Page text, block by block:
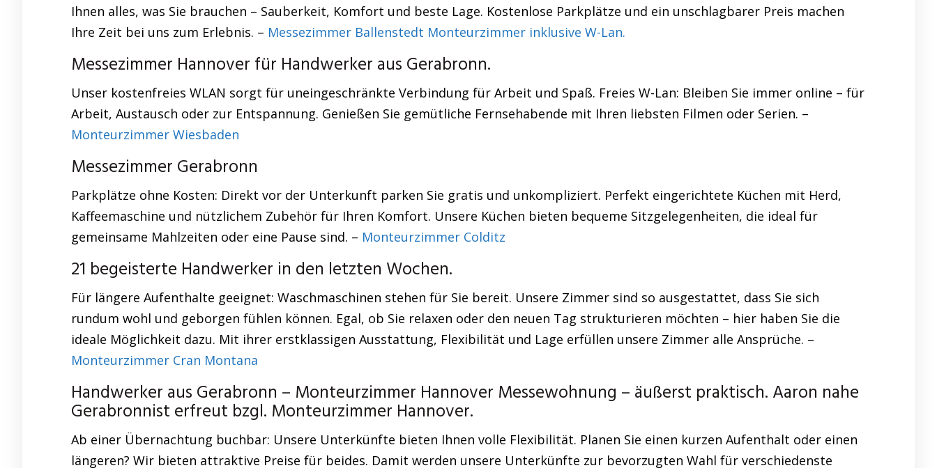
Ihnen alles, was Sie brauchen – Sauberkeit, Komfort und beste Lage. Kostenlose Parkplätze und ein unschlagbarer Preis machen
Ihre Zeit bei uns zum Erlebnis. – Messezimmer Ballenstedt Monteurzimmer inklusive W-Lan.
Messezimmer Hannover für Handwerker aus Gerabronn.
Unser kostenfreies WLAN sorgt für uneingeschränkte Verbindung für Arbeit und Spaß. Freies W-Lan: Bleiben Sie immer online – für
Arbeit, Austausch oder zur Entspannung. Genießen Sie gemütliche Fernsehabende mit Ihren liebsten Filmen oder Serien. –
Monteurzimmer Wiesbaden
Messezimmer Gerabronn
Parkplätze ohne Kosten: Direkt vor der Unterkunft parken Sie gratis und unkompliziert. Perfekt eingerichtete Küchen mit Herd,
Kaffeemaschine und nützlichem Zubehör für Ihren Komfort. Unsere Küchen bieten bequeme Sitzgelegenheiten, die ideal für
gemeinsame Mahlzeiten oder eine Pause sind. – Monteurzimmer Colditz
21 begeisterte Handwerker in den letzten Wochen.
Für längere Aufenthalte geeignet: Waschmaschinen stehen für Sie bereit. Unsere Zimmer sind so ausgestattet, dass Sie sich
rundum wohl und geborgen fühlen können. Egal, ob Sie relaxen oder den neuen Tag strukturieren möchten – hier haben Sie die
ideale Möglichkeit dazu. Mit ihrer erstklassigen Ausstattung, Flexibilität und Lage erfüllen unsere Zimmer alle Ansprüche. –
Monteurzimmer Cran Montana
Handwerker aus Gerabronn – Monteurzimmer Hannover Messewohnung – äußerst praktisch. Aaron nahe
Gerabronnist erfreut bzgl. Monteurzimmer Hannover.
Ab einer Übernachtung buchbar: Unsere Unterkünfte bieten Ihnen volle Flexibilität. Planen Sie einen kurzen Aufenthalt oder einen
längeren? Wir bieten attraktive Preise für beides. Damit werden unsere Unterkünfte zur bevorzugten Wahl für verschiedenste